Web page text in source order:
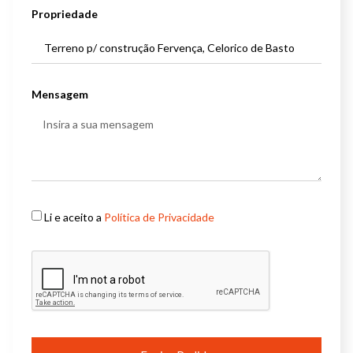
Propriedade
Mensagem
Li e aceito a Política de Privacidade